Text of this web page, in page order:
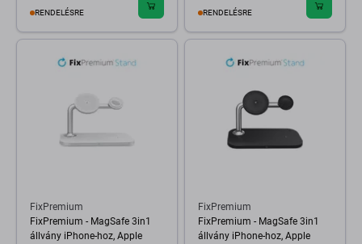
RENDELÉSRE RENDELÉSRE
FixPremium
FixPremium - MagSafe 3in1
állvány iPhone-hoz, Apple
FixPremium
FixPremium - MagSafe 3in1
állvány iPhone-hoz, Apple